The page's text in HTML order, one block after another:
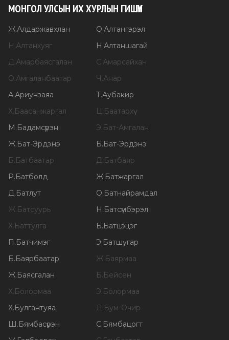
МОНГОЛ УЛСЫН ИХ ХУРЛЫН ГИШҮҮН
Ж.Алдаржавхлан О.Алтангэрэл
Н.Алтанхуяг Н.Алтаншагай
Д.Амарбаясгалан С.Амарсайхан
О.Амгаланбаатар Ч.Анар
А.Ариунзаяа Т.Аубакир
Х.Баасанжаргал Ц.Баатархүү
М.Бадамсүрэн Э.Бат-Амгалан
Ж.Бат-Эрдэнэ Б.Бат-Эрдэнэ
Б.Батбаатар Д.Батбаяр
Р.Батболд Ж.Батжаргал
Д.Батлут О.Батнайрамдал
Ж.Батсуурь Н.Батсүмбэрэл
Х.Баттулга Б.Батцэцэг
П.Батчимэг Э.Батшугар
Б.Баярбаатар Ж.Баярмаа
Ж.Баясгалан Б.Бейсен
Х.Болормаа Э.Болормаа
Х.Булгантуяа Д.Бум-Очир
Ш.Бямбасүрэн С.Бямбацогт